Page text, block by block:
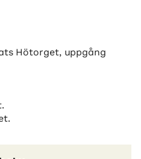
Hötorget, uppgång